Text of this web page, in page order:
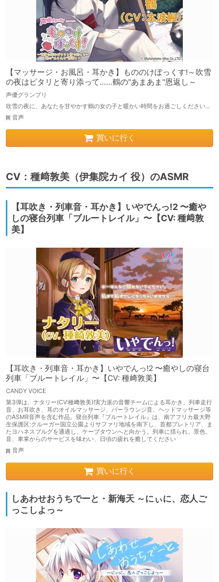
【マッサージ・お風呂・耳かき】もののけぼっくす!～吹雪
の夜はピタリと寄り添って……鶴の"あまあま"恩返し～
声優グランプリ
吹雪の夜に、あなたを甘やかす鶴の女の子と暖かい時間をお過ごしください...
音声
買いに行く
CV：種﨑敦美（伊集院カイ 役）のASMR
【耳吹き・列車音・耳かき】いやでんっ!2 〜癒や
しの寝台列車「ブルートレイル」〜【CV: 種﨑敦
美】
【耳吹き・列車音・耳かき】いやでんっ!2 〜癒やしの寝台
列車「ブルートレイル」〜【CV: 種﨑敦美】
CANDY VOICE
第3弾は、ナタリー(CV:種﨑敦美)!実力派の音響チームによる耳かき、列車走行
音、お耳吹き、耳のオイルマッサージ、バーラウンジ音、ヘッドマッサージ等
のASMR音声を含む作品。寝台列車『ブルートレイル』は、南アフリカ最大野
生保護区:クルーガー国立公園よりサファリ地域を南下し、首都プレトリア、ま
たヨハネスブルグを通過し、ケープタウンへと向かう。列車に揺られ、景色、
音、車掌からのサービスを味わい、日頃の疲れを癒してください
音声
買いに行く
しあわせおうちでーと・新海天 ～にぃに、恋人ご
っこしよっ～